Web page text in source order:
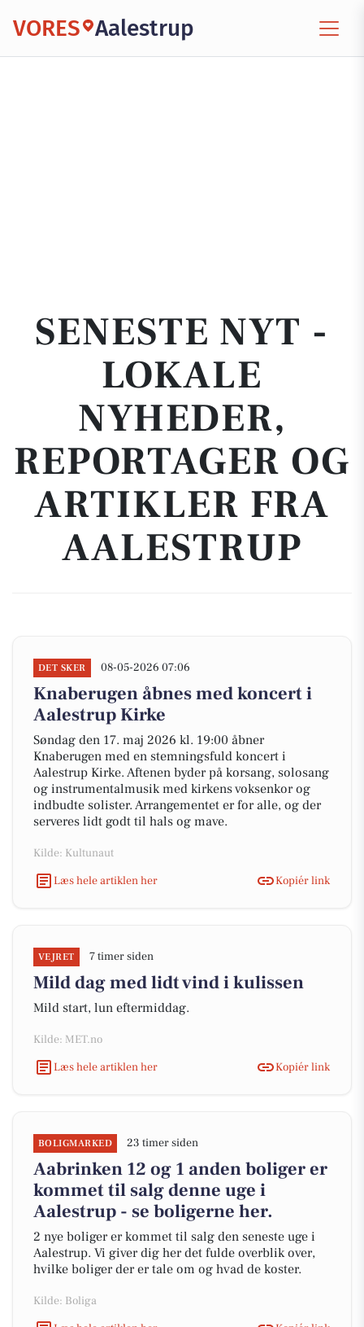
VORES Aalestrup
SENESTE NYT -
LOKALE
NYHEDER,
REPORTAGER OG
ARTIKLER FRA
AALESTRUP
DET SKER 08-05-2026 07:06
Knaberugen åbnes med koncert i
Aalestrup Kirke
Søndag den 17. maj 2026 kl. 19:00 åbner
Knaberugen med en stemningsfuld koncert i
Aalestrup Kirke. Aftenen byder på korsang, solosang
og instrumentalmusik med kirkens voksenkor og
indbudte solister. Arrangementet er for alle, og der
serveres lidt godt til hals og mave.
Kilde: Kultunaut
Læs hele artiklen her
Kopiér link
VEJRET 7 timer siden
Mild dag med lidt vind i kulissen
Mild start, lun eftermiddag.
Kilde: MET.no
Læs hele artiklen her
Kopiér link
BOLIGMARKED 23 timer siden
Aabrinken 12 og 1 anden boliger er
kommet til salg denne uge i
Aalestrup - se boligerne her.
2 nye boliger er kommet til salg den seneste uge i
Aalestrup. Vi giver dig her det fulde overblik over,
hvilke boliger der er tale om og hvad de koster.
Kilde: Boliga